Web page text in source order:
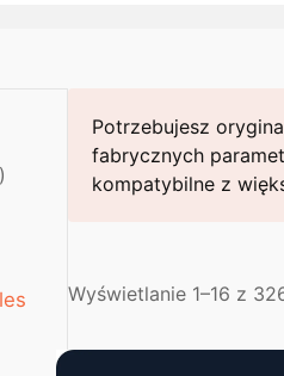
Potrzebujesz
fabrycznych
kompatybilne z
Wyświetlanie 1–16 z